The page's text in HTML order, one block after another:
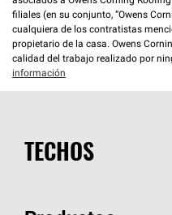
filiales (en su conjunto, “Owens
cualquiera de los contratistas
propietario de la casa. Owens
calidad del trabajo realizado por
información
TECHOS